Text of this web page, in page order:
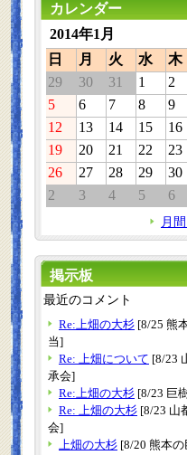
カレンダー
2014年1月
日
月 火 水 木
29
30 31 1 2
5
6 7 8 9
12
13 14 15 16
19
20 21 22 23
26
27 28 29 30
2
3 4 5 6
月
掲示板
最近のコメント
Re:上畑の大杉 [8/25 熊
当]
Re: 上畑について [8/23
承会]
Re:上畑の大杉 [8/23 巨
Re: 上畑の大杉 [8/23 山
会]
上畑の大杉 [8/20 熊本